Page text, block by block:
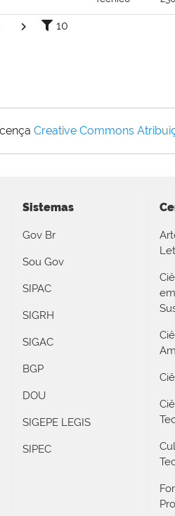
10
Creative Commons
Sistemas
Gov Br
Sou Gov
SIPAC
SIGRH
SIGAC
BGP
DOU
SIGEPE LEGIS
SIPEC